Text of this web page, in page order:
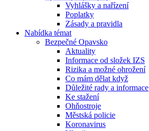
Vyhlášky a nařízení
Poplatky
Zásady a pravidla
Nabídka témat
Bezpečné Opavsko
Aktuality
Informace od složek IZS
Rizika a možné ohrožení
Co mám dělat když
Důležité rady a informace
Ke stažení
Ohňostroje
Městská policie
Koronavirus